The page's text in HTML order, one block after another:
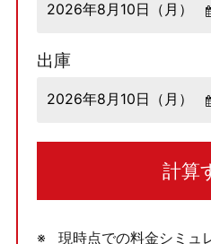
出庫
計算
現時点での料金シミュ